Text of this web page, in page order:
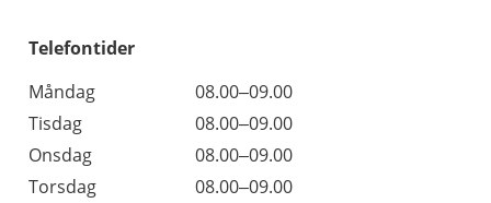
Telefontider
Måndag
08.00–09.00
Tisdag
08.00–09.00
Onsdag
08.00–09.00
Torsdag
08.00–09.00